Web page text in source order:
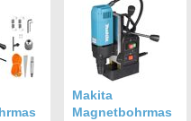
Makita
Magnetbohrmas